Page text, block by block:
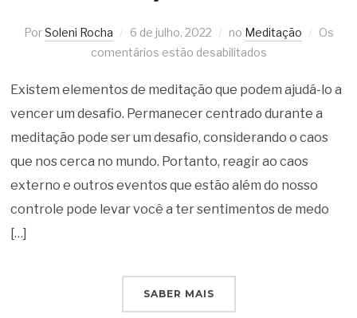
PorSoleni Rocha 6 de julho, 2022 no Meditação
Os
comentários estão desabilitados
Existem elementos de meditação que podem ajudá-lo a
vencer um desafio. Permanecer centrado durante a
meditação pode ser um desafio, considerando o caos
que nos cerca no mundo. Portanto, reagir ao caos
externo e outros eventos que estão além do nosso
controle pode levar você a ter sentimentos de medo
[…]
SABER MAIS